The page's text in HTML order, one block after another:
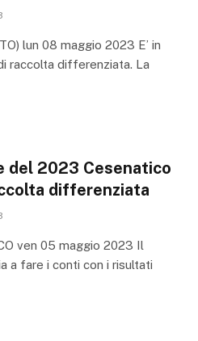
lun 08 maggio 2023 E’ in
raccolta differenziata. La
del 2023 Cesenatico
differenziata
ven 05 maggio 2023 Il
a fare i conti con i risultati